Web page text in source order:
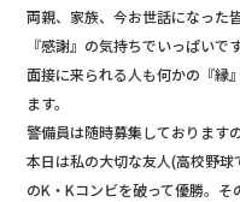
両親、家族、今お世話になった
『感謝』の気持ちでいっぱいです
面接に来られる人も何かの『縁
ます。
警備員は随時募集しております
本日は私の大切な友人(高校野
のK・Kコンビを破って優勝。